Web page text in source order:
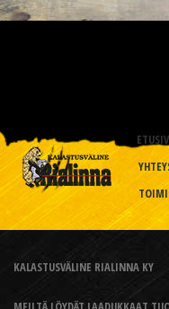
KALASTUSVÄLINE RIALINNA KY